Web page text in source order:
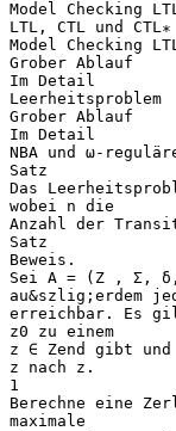
Model Checking LTL
LTL, CTL und CTL∗
Model Checking LTL
Grober Ablauf
Im Detail
Leerheitsproblem
Grober Ablauf
Im Detail
NBA und ω-
Satz
Das
wobei n die
Anzahl der
Satz
Beweis.
Sei A = (Z , Σ, δ,
au&szlig;erdem
erreichbar. Es
z0 zu einem
z ∈ Zend gibt
z nach z.
1
Berechne eine
maximale